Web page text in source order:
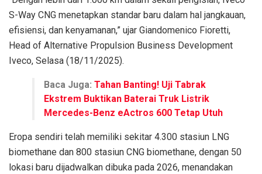
S-Way CNG menetapkan standar baru dalam hal jangkauan,
efisiensi, dan kenyamanan,” ujar Giandomenico Fioretti,
Head of Alternative Propulsion Business Development
Iveco, Selasa (18/11/2025).
Baca Juga: Tahan Banting! Uji Tabrak
Ekstrem Buktikan Baterai Truk Listrik
Mercedes-Benz eActros 600 Tetap Utuh
Eropa sendiri telah memiliki sekitar 4.300 stasiun LNG
biomethane dan 800 stasiun CNG biomethane, dengan 50
lokasi baru dijadwalkan dibuka pada 2026, menandakan